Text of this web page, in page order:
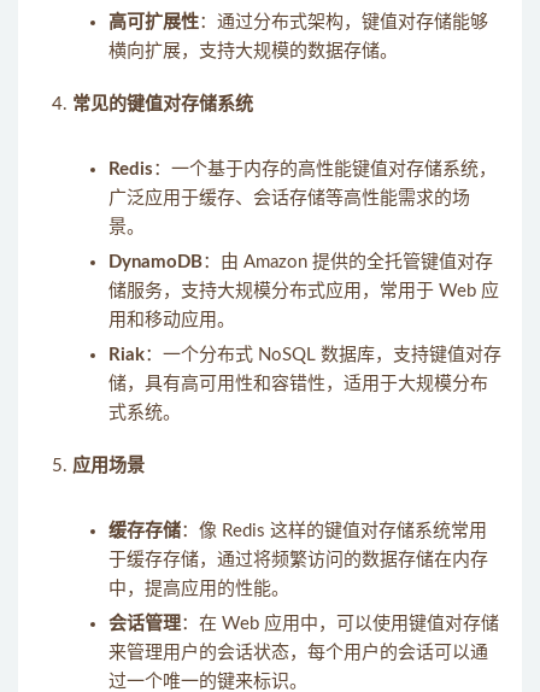
高可扩展性：通过分布式架构，键值对存储能够
横向扩展，支持大规模的数据存储。
常见的键值对存储系统
Redis ：一个基于内存的高性能键值对存储系统，
广泛应用于缓存、会话存储等高性能需求的场
景。
DynamoDB：由 Amazon 提供的全托管键值对存
储服务，支持大规模分布式应用，常用于 Web 应
用和移动应用。
Riak：一个分布式 NoSQL 数据库，支持键值对存
储，具有高可用性和容错性，适用于大规模分布
式系统。
应用场景
缓存存储：像 Redis 这样的键值对存储系统常用
于缓存存储，通过将频繁访问的数据存储在内存
中，提高应用的性能。
会话管理：在 Web 应用中，可以使用键值对存储
来管理用户的会话状态，每个用户的会话可以通
过一个唯一的键来标识。